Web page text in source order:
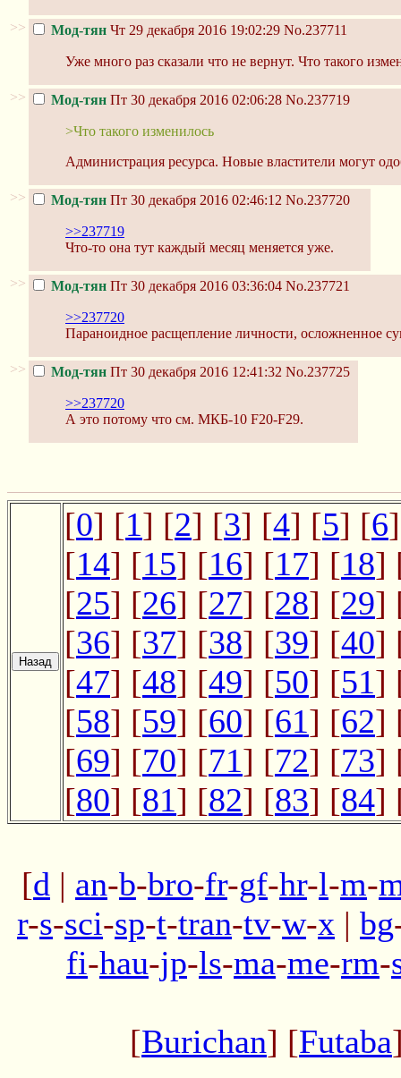
>> Мод-тян Чт 29 декабря 2016 19:02:29 No.237711
Уже много раз сказали что не вернут. Что такого
>> Мод-тян Пт 30 декабря 2016 02:06:28 No.237719
>Что такого изменилось
Администрация ресурса. Новые властители могут
>> Мод-тян Пт 30 декабря 2016 02:46:12 No.237720
>>237719
Что-то она тут каждый месяц меняется уже.
>> Мод-тян Пт 30 декабря 2016 03:36:04 No.237721
>>237720
Параноидное расщепление личности, осложненное
>> Мод-тян Пт 30 декабря 2016 12:41:32 No.237725
>>237720
А это потому что см. МКБ-10 F20-F29.
[0] [1] [2] [3] [4] [5] [6
[14] [15] [16] [17] [18]
[25] [26] [27] [28] [29]
[36] [37] [38] [39] [40]
[47] [48] [49] [50] [51]
[58] [59] [60] [61] [62]
[69] [70] [71] [72] [73]
[80] [81] [82] [83] [84]
[d | an-b-bro-fr-gf-hr-l-m-
r-s-sci-sp-t-tran-tv-w-x | bg
fi-hau-jp-ls-ma-me-rm-
[Burichan] [Futaba